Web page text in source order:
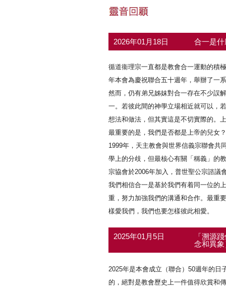
2026年01月18日 合一是
循道衞理宗一直都是教會合一運動的積
年本會為慶祝聯合五十週年，舉辦了一
然而，仍有弟兄姊妹對合一存在不少誤
一。若彼此間的神學立場相近就可以，
想法和做法，但其實這是不切實際的。
最重要的是，我們是否都是上帝的兒女？
1999年，天主教會與世界信義宗聯會共
學上的分歧，但最核心有關「稱義」的
宗協會於2006年加入，普世聖公宗諮議
我們相信合一是基於我們有着同一位的
重，努力加強我們的溝通和合作。最重
樣愛我們，我們也要怎樣彼此相愛。
2025年01月5日
「溯源
念和異
2025年是本會成立（聯合）50週年的日
的，絕對是教會歷史上一件值得欣賞和